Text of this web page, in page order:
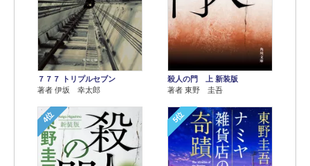
７７７ トリプルセブン
著者 伊坂 幸太郎
殺人の門 上 新装版
著者 東野 圭吾
4位 5位